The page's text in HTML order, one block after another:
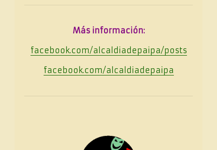
Más información:
facebook.com/alcaldiadepaipa/posts
facebook.com/alcaldiadepaipa